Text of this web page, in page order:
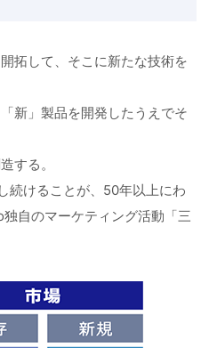
拓して、そこに新たな技術を
新」製品を開発したうえでそ
する。
けることが、50年以上にわ
自のマーケティング活動「三